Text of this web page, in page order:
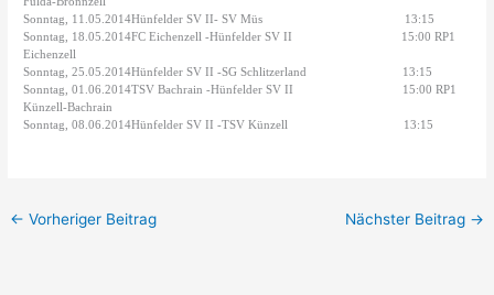
Sonntag, 11.05.2014Hünfelder SV II- SV Müs
13:15
Sonntag, 18.05.2014FC Eichenzell -Hünfelder SV II
15:00 RP1
Eichenzell
Sonntag, 25.05.2014Hünfelder SV II -SG Schlitzerland
13:15
Sonntag, 01.06.2014TSV Bachrain -Hünfelder SV II
15:00 RP1
Künzell-Bachrain
Sonntag, 08.06.2014Hünfelder SV II -TSV Künzell
13:15
← Vorheriger Beitrag Nächster Beitrag →